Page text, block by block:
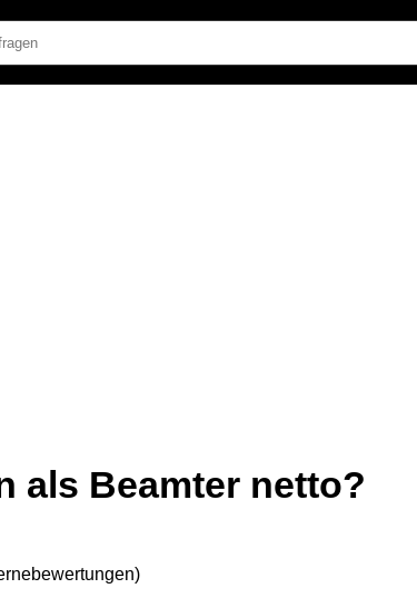
als Beamter netto?
)